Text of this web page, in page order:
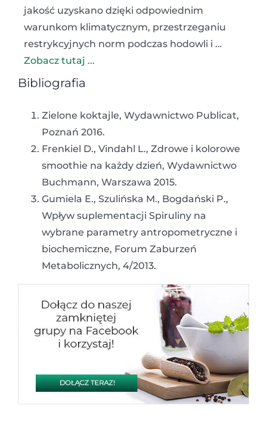
jakość uzyskano dzięki odpowiednim
warunkom klimatycznym, przestrzeganiu
restrykcyjnych norm podczas hodowli i …
Zobacz tutaj ...
Bibliografia
Zielone koktajle, Wydawnictwo Publicat,
Poznań 2016.
Frenkiel D., Vindahl L., Zdrowe i kolorowe
smoothie na każdy dzień, Wydawnictwo
Buchmann, Warszawa 2015.
Gumiela E., Szulińska M., Bogdański P.,
Wpływ suplementacji Spiruliny na
wybrane parametry antropometryczne i
biochemiczne, Forum Zaburzeń
Metabolicznych, 4/2013.